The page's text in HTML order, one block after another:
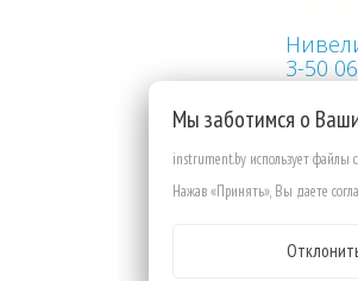
3-50
Мы заботимся о
instrument.by использует файлы
Нажав «Принять», Вы даете